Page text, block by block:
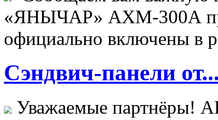
«ЯНЫЧАР» АХМ-300А
официально включены в
Сэндвич-панели
Уважаемые